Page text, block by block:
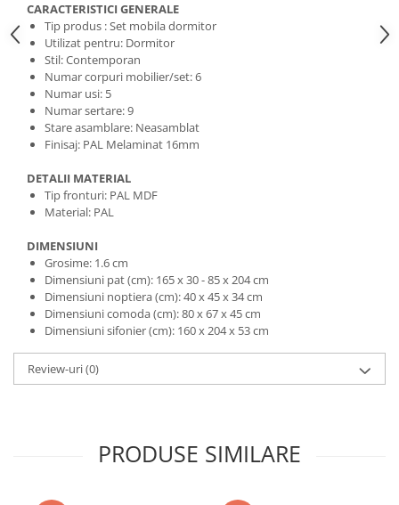
CARACTERISTICI GENERALE
Tip produs : Set mobila dormitor
Utilizat pentru: Dormitor
Stil: Contemporan
Numar corpuri mobilier/set: 6
Numar usi: 5
Numar sertare: 9
Stare asamblare: Neasamblat
Finisaj: PAL Melaminat 16mm
DETALII MATERIAL
Tip fronturi: PAL MDF
Material: PAL
DIMENSIUNI
Grosime: 1.6 cm
Dimensiuni pat (cm): 165 x 30 - 85 x 204 cm
Dimensiuni noptiera (cm): 40 x 45 x 34 cm
Dimensiuni comoda (cm): 80 x 67 x 45 cm
Dimensiuni sifonier (cm): 160 x 204 x 53 cm
Review-uri(0)
PRODUSE SIMILARE